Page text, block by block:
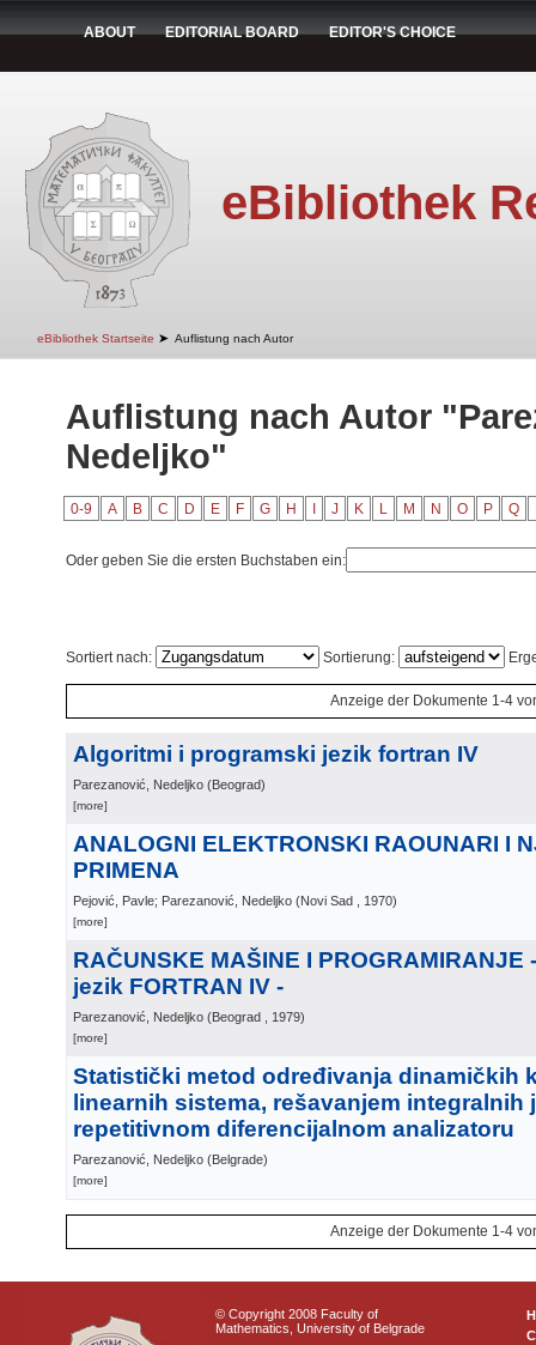
ABOUT EDITORIAL BOARD EDITOR'S CHOICE
eBibliothek
eBibliothek Startseite ➤ Auflistung nach Autor
Auflistung nach Autor
Nedeljko"
0-9 A B C D E F G H J K L M N O P Q
Oder geben Sie die ersten Buchstaben ein:
Sortiert nach: Sortierung:
Anzeige der Dokumente 1-4
Algoritmi i programski jezik fortran IV
Parezanović, Nedeljko (Beograd)
[more]
ANALOGNI ELEKTRONSKI RAOUNARI I
PRIMENA
Pejović, Pavle; Parezanović, Nedeljko (Novi Sad , 1970)
[more]
RAČUNSKE MAŠINE I
jezik FORTRAN IV -
Parezanović, Nedeljko (Beograd , 1979)
[more]
Statistički metod određivanja dinamičkih
linearnih sistema, rešavanjem integralnih
repetitivnom diferencijalnom analizatoru
Parezanović, Nedeljko (Belgrade)
[more]
Anzeige der Dokumente 1-4
© Copyright 2008 Faculty of
Mathematics, University of Belgrade